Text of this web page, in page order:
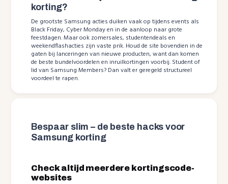
korting?
De grootste Samsung acties duiken vaak op tijdens events als
Black Friday, Cyber Monday en in de aanloop naar grote
feestdagen. Maar ook zomersales, studentendeals en
weekendflashacties zijn vaste prik. Houd de site bovendien in de
gaten bij lanceringen van nieuwe producten, want dan komen
de beste bundelvoordelen en inruilkortingen voorbij. Student of
lid van Samsung Members? Dan valt er geregeld structureel
voordeel te rapen.
Bespaar slim – de beste hacks voor
Samsung korting
Check altijd meerdere kortingscode-
websites